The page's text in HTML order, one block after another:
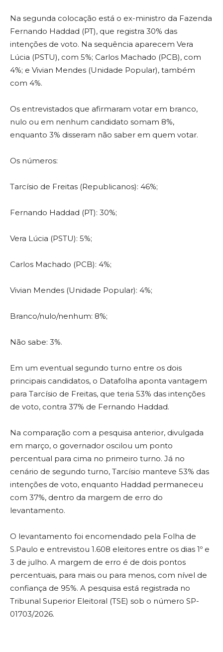
Na segunda colocação está o ex-ministro da Fazenda
Fernando Haddad (PT), que registra 30% das
intenções de voto. Na sequência aparecem Vera
Lúcia (PSTU), com 5%; Carlos Machado (PCB), com
4%; e Vivian Mendes (Unidade Popular), também
com 4%.
Os entrevistados que afirmaram votar em branco,
nulo ou em nenhum candidato somam 8%,
enquanto 3% disseram não saber em quem votar.
Os números:
Tarcísio de Freitas (Republicanos): 46%;
Fernando Haddad (PT): 30%;
Vera Lúcia (PSTU): 5%;
Carlos Machado (PCB): 4%;
Vivian Mendes (Unidade Popular): 4%;
Branco/nulo/nenhum: 8%;
Não sabe: 3%.
Em um eventual segundo turno entre os dois
principais candidatos, o Datafolha aponta vantagem
para Tarcísio de Freitas, que teria 53% das intenções
de voto, contra 37% de Fernando Haddad.
Na comparação com a pesquisa anterior, divulgada
em março, o governador oscilou um ponto
percentual para cima no primeiro turno. Já no
cenário de segundo turno, Tarcísio manteve 53% das
intenções de voto, enquanto Haddad permaneceu
com 37%, dentro da margem de erro do
levantamento.
O levantamento foi encomendado pela Folha de
S.Paulo e entrevistou 1.608 eleitores entre os dias 1º e
3 de julho. A margem de erro é de dois pontos
percentuais, para mais ou para menos, com nível de
confiança de 95%. A pesquisa está registrada no
Tribunal Superior Eleitoral (TSE) sob o número SP-
01703/2026.